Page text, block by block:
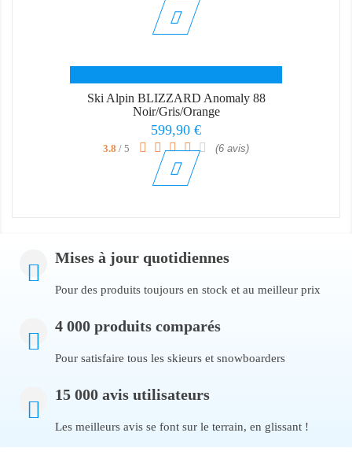
Ski Alpin BLIZZARD Anomaly 88
Noir/Gris/Orange
Prix
599,90 €
3.8 / 5 (6 avis)
Mises à jour quotidiennes
Pour des produits toujours en stock et au meilleur prix
4 000 produits comparés
Pour satisfaire tous les skieurs et snowboarders
15 000 avis utilisateurs
Les meilleurs avis se font sur le terrain, en glissant !